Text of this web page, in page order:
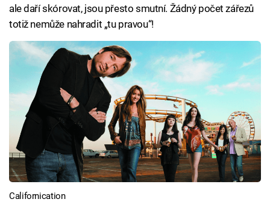
ale daří skórovat, jsou přesto smutní. Žádný počet zářezů
totiž nemůže nahradit „tu pravou“!
Californication